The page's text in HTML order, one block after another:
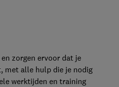
zorgen ervoor dat je
met alle hulp die je nodig
werktijden en training